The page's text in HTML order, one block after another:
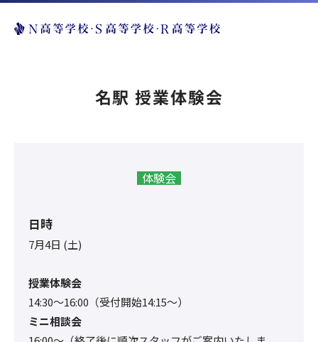
名駅 授業体験会
体験会
日時
7月4日 (土)
授業体験会
14:30〜16:00（受付開始14:15～）
ミニ相談会